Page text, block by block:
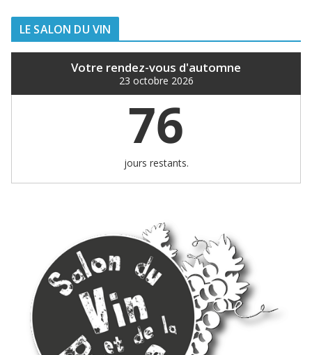
LE SALON DU VIN
Votre rendez-vous d'automne
23 octobre 2026
76
jours restants.